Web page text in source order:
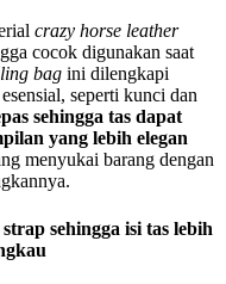
crazy horse leather
cocok digunakan saat
bag ini dilengkapi
seperti kunci dan
sehingga tas dapat
yang lebih elegan
menyukai barang dengan
sehingga isi tas lebih